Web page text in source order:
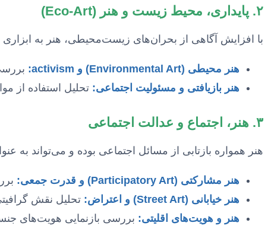
۲. پایداری، محیط زیست و هنر (Eco-Art)
با افزایش آگاهی از بحران‌های زیست‌محیطی، هنر به ابزاری
هنر محیطی (Environmental Art) و activism:
هنر بازیافتی و مسئولیت اجتماعی: تحلیل استفاده از
۳. هنر، اجتماع و عدالت اجتماعی
هنر همواره بازتابی از مسائل اجتماعی بوده و می‌تواند به
هنر مشارکتی (Participatory Art) و قدرت جمعی:
هنر خیابانی (Street Art) و اعتراض:
تحلیل نقش
هنر و هویت‌های اقلیتی: بررسی بازنمایی هویت‌های